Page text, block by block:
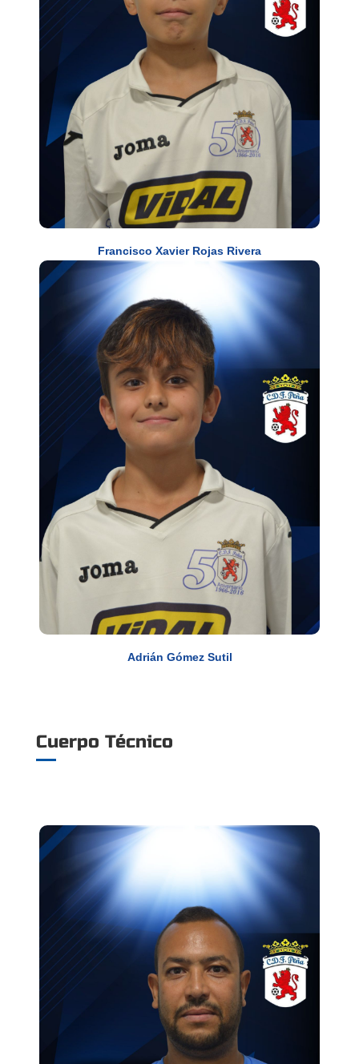
Francisco Xavier Rojas Rivera
Adrián Gómez Sutil
Cuerpo Técnico